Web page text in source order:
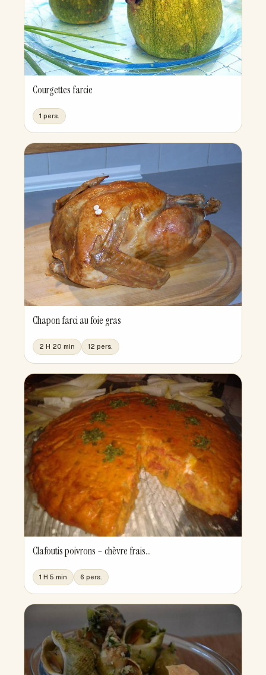
Courgettes farcie
1 pers.
Chapon farci au foie gras
2 H 20 min 12 pers.
Clafoutis poivrons – chèvre frais...
1 H 5 min 6 pers.